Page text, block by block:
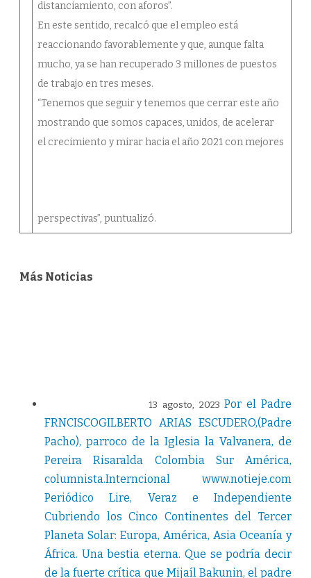
distanciamiento, con aforos”.
En este sentido, recalcó que el empleo está
reaccionando favorablemente y que, aunque falta
mucho, ya se han recuperado 3 millones de puestos
de trabajo en tres meses.
“Tenemos que seguir y tenemos que cerrar este año
mostrando que somos capaces, unidos, de acelerar
el crecimiento y mirar hacia el año 2021 con mejores
perspectivas”, puntualizó.
Más Noticias
13 agosto, 2023 Por el Padre
FRNCISCOGILBERTO ARIAS ESCUDERO,(Padre
Pacho), parroco de la Iglesia la Valvanera, de
Pereira Risaralda Colombia Sur América,
columnista.Interncional www.notieje.com
Periódico Lire, Veraz e Independiente
Cubriendo los Cinco Continentes del Tercer
Planeta Solar: Europa, América, Asia Oceanía y
África. Una bestia eterna. Que se podría decir
de la fuerte crítica que Mijaíl Bakunin, el padre